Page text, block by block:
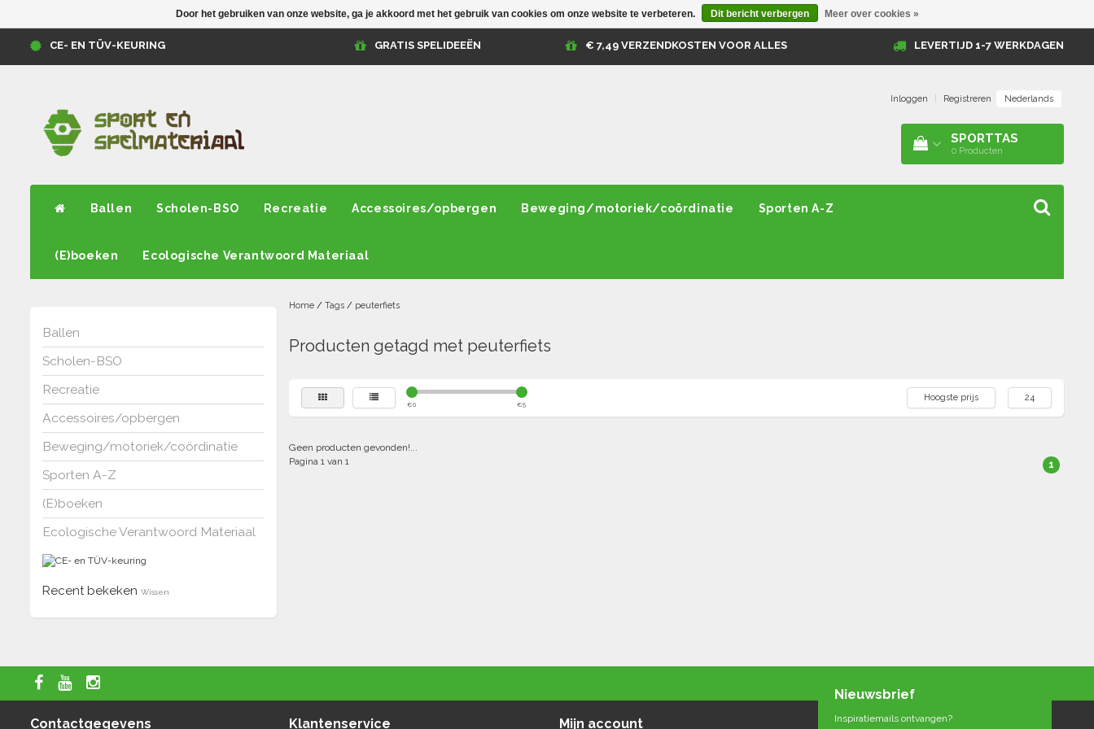
CE- EN TÜV-KEURING GRATIS SPELIDEEËN € 7,49 VERZENDKOSTEN VOOR ALLES LEVERTIJD 1-7 WERKDAGEN
Inloggen Registreren Nederlands
SPORTTAS
0 Producten
Ballen Scholen-BSO Recreatie Accessoires/opbergen Beweging/motoriek/coördinatie Sporten A-Z
(E)boeken Ecologische Verantwoord Materiaal
Ballen
Scholen-BSO
Recreatie
Accessoires/opbergen
Beweging/motoriek/coördinatie
Sporten A-Z
(E)boeken
Ecologische Verantwoord Materiaal
Recent bekeken Wissen
Home/ Tags/ peuterfiets
Producten getagd met peuterfiets
€0 €5
Hoogste prijs 24
Geen producten gevonden!...
Pagina 1 van 1
1
Contactgegevens Klantenservice Mijn account
Nieuwsbrief
Inspiratiemails ontvangen?
Door het gebruiken van onze website, ga je akkoord met het gebruik van cookies om onze website te verbeteren. Dit bericht verbergen Meer over cookies »